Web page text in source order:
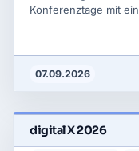
Konferenztage mit
Techniken;
07.09.2026
digital X 2026